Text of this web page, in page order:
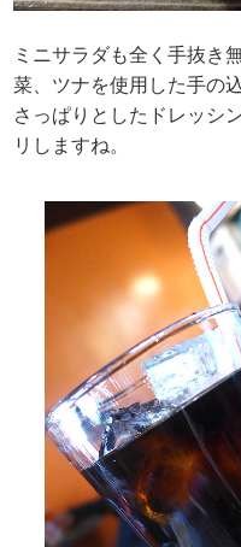
ミニサラダも全く手抜き
菜、ツナを使用した手の込
さっぱりとしたドレッシ
リしますね。